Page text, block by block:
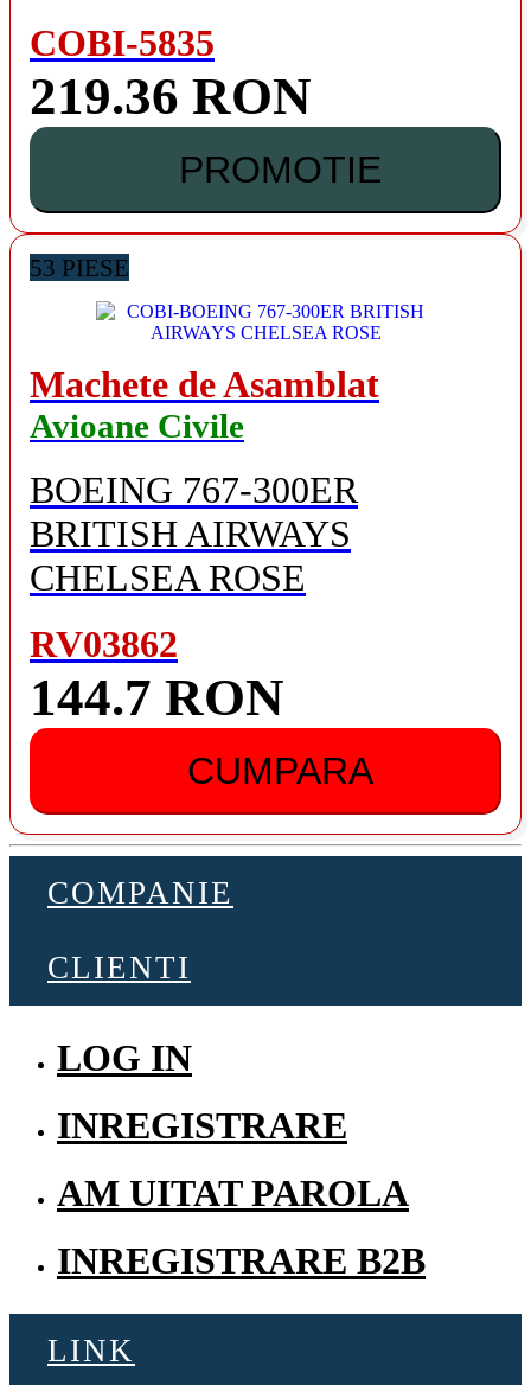
COBI-5835
219.36 RON
PROMOTIE
53 PIESE
Machete de Asamblat
Avioane Civile
BOEING 767-300ER
BRITISH AIRWAYS
CHELSEA ROSE
RV03862
144.7 RON
CUMPARA
COMPANIE
CLIENTI
LOG IN
INREGISTRARE
AM UITAT PAROLA
INREGISTRARE B2B
LINK